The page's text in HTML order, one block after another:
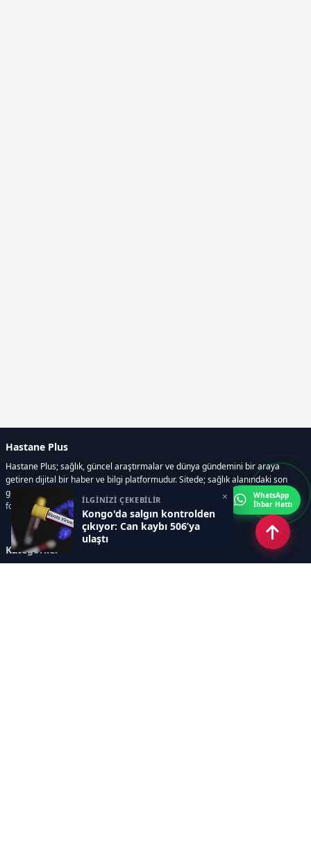
İLGİNİZİ ÇEKEBİLİR
Kongo'da salgın kontrolden
çıkıyor: Can kaybı 506’ya
ulaştı
×
Hastane Plus
Hastane Plus; sağlık, güncel araştırmalar ve dünya gündemini bir araya
getiren dijital bir haber ve bilgi platformudur. Sitede; sağlık alanındaki son
gelişmeler, bilimsel araştırmalar, yaşam rehberleri, resmi ilanlar, video ve
fotoğraf galerileri ve e-gazete içerikleri yer almaktadır.
Kategoriler
WhatsApp
İhbar Hattı